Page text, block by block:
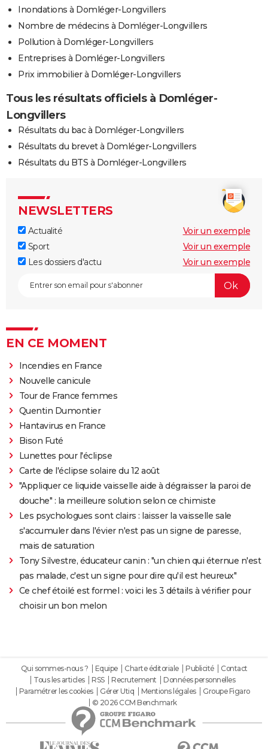
Inondations à Domléger-Longvillers
Nombre de médecins à Domléger-Longvillers
Pollution à Domléger-Longvillers
Entreprises à Domléger-Longvillers
Prix immobilier à Domléger-Longvillers
Tous les résultats officiels à Domléger-
Longvillers
Résultats du bac à Domléger-Longvillers
Résultats du brevet à Domléger-Longvillers
Résultats du BTS à Domléger-Longvillers
NEWSLETTERS
Actualité
Voir un exemple
Sport
Voir un exemple
Les dossiers d'actu
Voir un exemple
EN CE MOMENT
Incendies en France
Nouvelle canicule
Tour de France femmes
Quentin Dumontier
Hantavirus en France
Bison Futé
Lunettes pour l'éclipse
Carte de l'éclipse solaire du 12 août
"Appliquer ce liquide vaisselle aide à dégraisser la paroi de
douche" : la meilleure solution selon ce chimiste
Les psychologues sont clairs : laisser la vaisselle sale
s'accumuler dans l'évier n'est pas un signe de paresse,
mais de saturation
Tony Silvestre, éducateur canin : "un chien qui éternue n'est
pas malade, c'est un signe pour dire qu'il est heureux"
Ce chef étoilé est formel : voici les 3 détails à vérifier pour
choisir un bon melon
Qui sommes-nous ? Equipe Charte éditoriale Publicité
Contact
Tous les articles
RSS Recrutement
Données personnelles
Paramétrer les cookies
Gérer Utiq Mentions légales
Groupe Figaro
© 2026 CCM Benchmark